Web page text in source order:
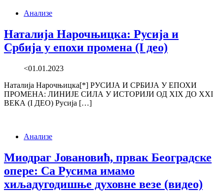
Анализе
Наталија Нарочњицка: Русија и
Србија у епохи промена (I део)
<01.01.2023
Наталија Нарочњицка[*] РУСИЈА И СРБИЈА У ЕПОХИ
ПРОМЕНА: ЛИНИЈЕ СИЛА У ИСТОРИЈИ ОД XIX ДО XXI
ВЕКА (I ДЕО) Русија […]
Анализе
Миодраг Јовановић, првак Београдске
опере: Са Русима имамо
хиљадугодишње духовне везе (видео)